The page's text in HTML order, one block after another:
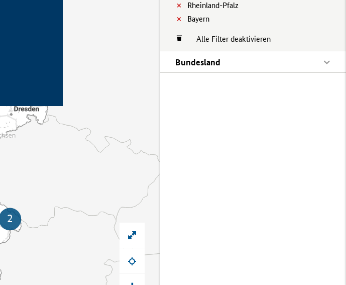
Rheinland-Pfalz
Bayern
Alle Filter deaktivieren
Bundesland